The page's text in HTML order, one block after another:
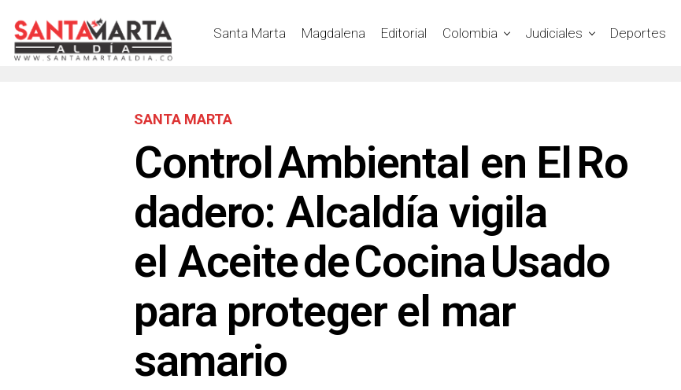
Santa Marta Magdalena Editorial Colombia Judiciales Deportes
SANTA MARTA
Control Ambiental en El Ro
dadero: Alcaldía vigila
el Aceite de Cocina Usado
para proteger el mar
samario